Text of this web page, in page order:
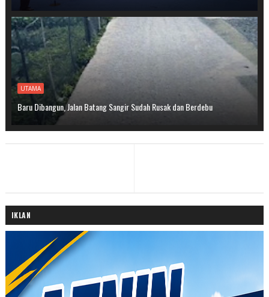
UTAMA
Baru Dibangun, Jalan Batang Sangir Sudah Rusak dan Berdebu
IKLAN